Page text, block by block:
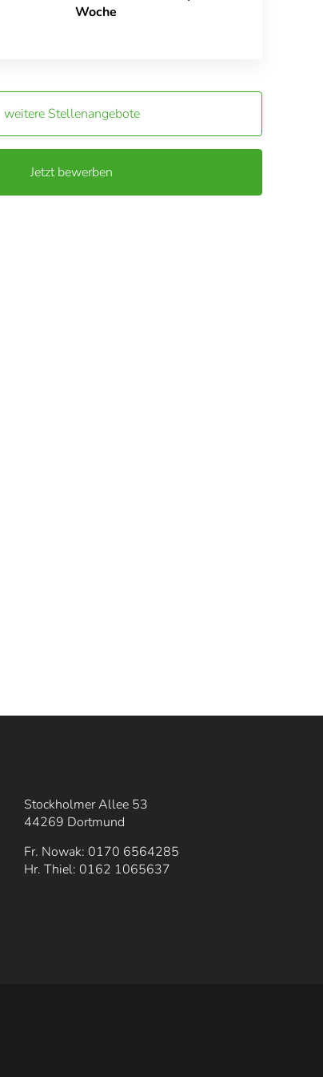
Woche
weitere Stellenangebote
Jetzt bewerben
Stockholmer Allee 53
44269 Dortmund
Fr. Nowak: 0170 6564285
Hr. Thiel: 0162 1065637